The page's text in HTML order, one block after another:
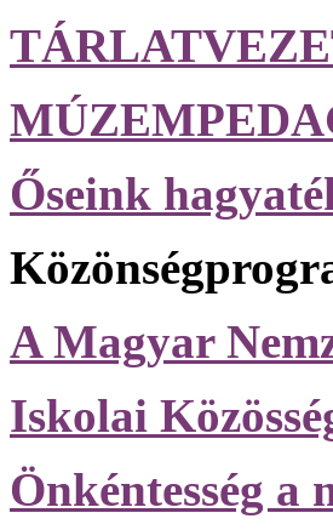
Őseink
A Magyar
Iskolai
Önkéntesség a